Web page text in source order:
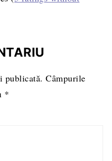
publicată. Câmpurile
*